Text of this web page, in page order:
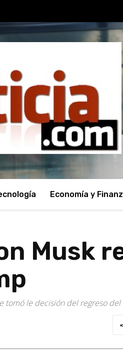
Economía y
Musk
tomó le decisión del regreso